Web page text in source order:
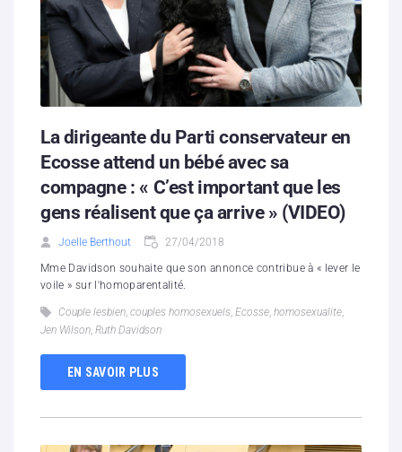
La dirigeante du Parti conservateur en
Ecosse attend un bébé avec sa
compagne : « C’est important que les
gens réalisent que ça arrive » (VIDEO)
Joelle Berthout 27/04/2018
Mme Davidson souhaite que son annonce contribue à « lever le
voile » sur l'homoparentalité.
Couple lesbien, couples homosexuels, Ecosse, homosexualite,
Jen Wilson, Ruth Davidson
EN SAVOIR PLUS